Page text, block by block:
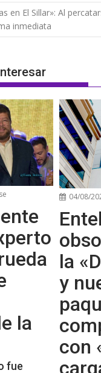
en El Sillar»: Al
inmediata
la
fue
04/08/
la
y
con